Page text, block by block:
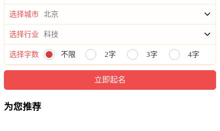
23、朋真、艺昌、程祖、觅忠、旻巍
24、谨杭、宙粤、语森、英朝、宣禹
25、远聪、洋贤、寒豫、莜经、亘啸
26、森迪、衡颜、康锌、梓意、宸尊
27、飞栎、桦轩、锦泳、东朋、声纳
选择城市
选择行业
选择字数 不限 2字 3字 4字
为您推荐